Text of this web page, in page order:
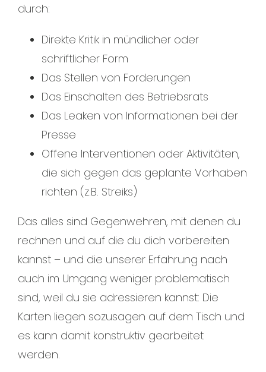
durch:
Direkte Kritik in mündlicher oder
schriftlicher Form
Das Stellen von Forderungen
Das Einschalten des Betriebsrats
Das Leaken von Informationen bei der
Presse
Offene Interventionen oder Aktivitäten,
die sich gegen das geplante Vorhaben
richten (z.B. Streiks)
Das alles sind Gegenwehren, mit denen du
rechnen und auf die du dich vorbereiten
kannst – und die unserer Erfahrung nach
auch im Umgang weniger problematisch
sind, weil du sie adressieren kannst: Die
Karten liegen sozusagen auf dem Tisch und
es kann damit konstruktiv gearbeitet
werden.